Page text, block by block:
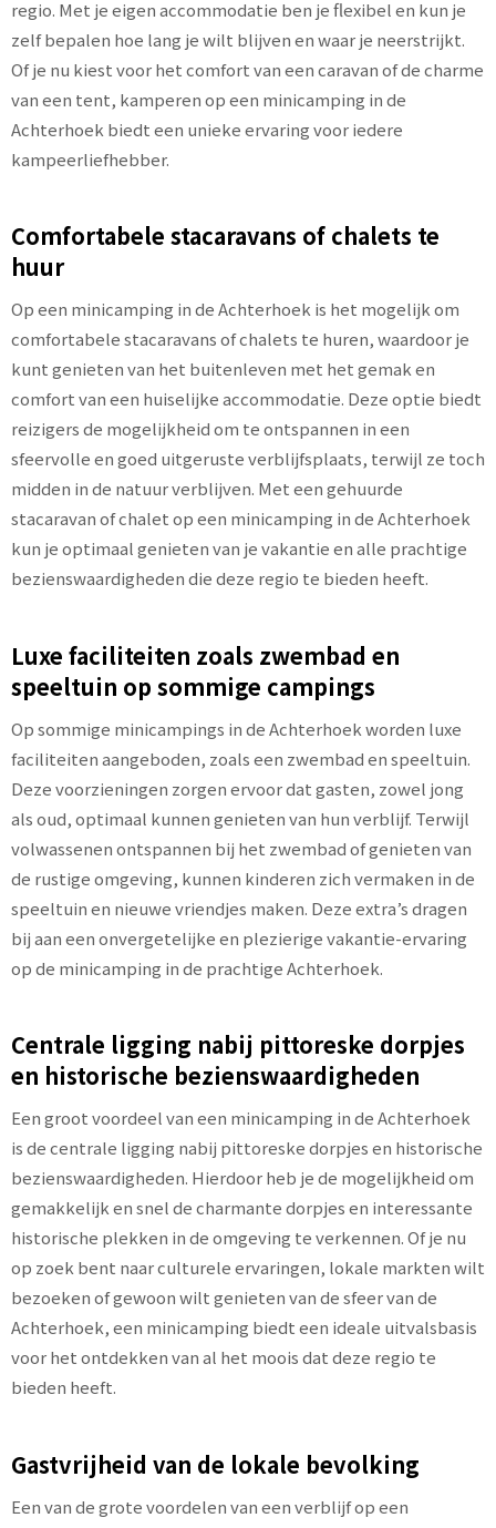
regio. Met je eigen accommodatie ben je flexibel en kun je
zelf bepalen hoe lang je wilt blijven en waar je neerstrijkt.
Of je nu kiest voor het comfort van een caravan of de charme
van een tent, kamperen op een minicamping in de
Achterhoek biedt een unieke ervaring voor iedere
kampeerliefhebber.
Comfortabele stacaravans of chalets te
huur
Op een minicamping in de Achterhoek is het mogelijk om
comfortabele stacaravans of chalets te huren, waardoor je
kunt genieten van het buitenleven met het gemak en
comfort van een huiselijke accommodatie. Deze optie biedt
reizigers de mogelijkheid om te ontspannen in een
sfeervolle en goed uitgeruste verblijfsplaats, terwijl ze toch
midden in de natuur verblijven. Met een gehuurde
stacaravan of chalet op een minicamping in de Achterhoek
kun je optimaal genieten van je vakantie en alle prachtige
bezienswaardigheden die deze regio te bieden heeft.
Luxe faciliteiten zoals zwembad en
speeltuin op sommige campings
Op sommige minicampings in de Achterhoek worden luxe
faciliteiten aangeboden, zoals een zwembad en speeltuin.
Deze voorzieningen zorgen ervoor dat gasten, zowel jong
als oud, optimaal kunnen genieten van hun verblijf. Terwijl
volwassenen ontspannen bij het zwembad of genieten van
de rustige omgeving, kunnen kinderen zich vermaken in de
speeltuin en nieuwe vriendjes maken. Deze extra’s dragen
bij aan een onvergetelijke en plezierige vakantie-ervaring
op de minicamping in de prachtige Achterhoek.
Centrale ligging nabij pittoreske dorpjes
en historische bezienswaardigheden
Een groot voordeel van een minicamping in de Achterhoek
is de centrale ligging nabij pittoreske dorpjes en historische
bezienswaardigheden. Hierdoor heb je de mogelijkheid om
gemakkelijk en snel de charmante dorpjes en interessante
historische plekken in de omgeving te verkennen. Of je nu
op zoek bent naar culturele ervaringen, lokale markten wilt
bezoeken of gewoon wilt genieten van de sfeer van de
Achterhoek, een minicamping biedt een ideale uitvalsbasis
voor het ontdekken van al het moois dat deze regio te
bieden heeft.
Gastvrijheid van de lokale bevolking
Een van de grote voordelen van een verblijf op een